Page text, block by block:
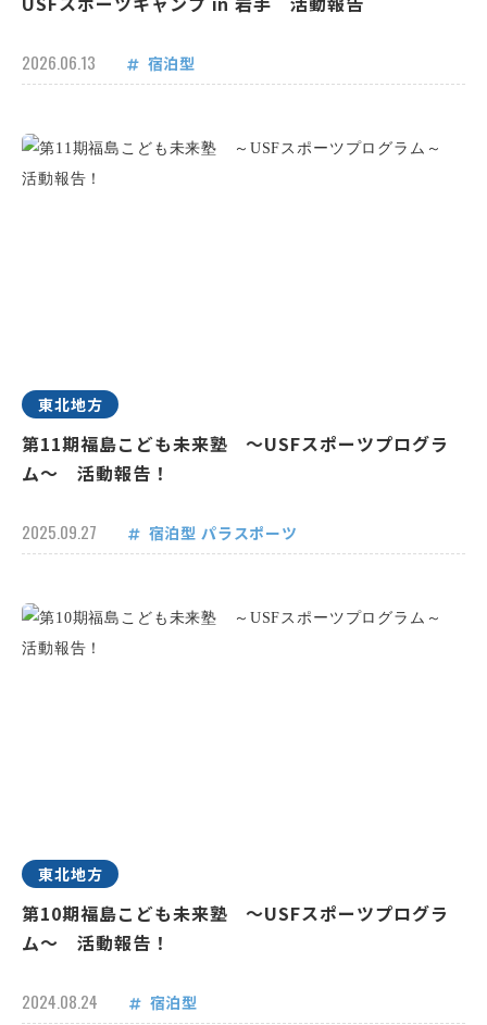
2026.06.13 宿泊型
東北地方
第11期福島こども未来塾 ～USFスポーツプログラ
ム～ 活動報告！
2025.09.27 宿泊型 パラスポーツ
東北地方
第10期福島こども未来塾 ～USFスポーツプログラ
ム～ 活動報告！
2024.08.24 宿泊型